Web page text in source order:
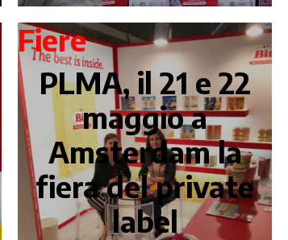
Fiere
PLMA, il 21 e 22
maggio a
Amsterdam la
fiera del private
label